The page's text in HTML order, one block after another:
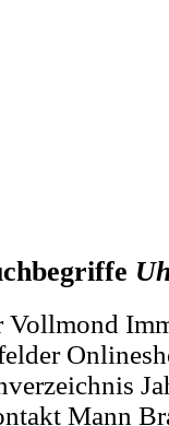
Vollmond
Mann